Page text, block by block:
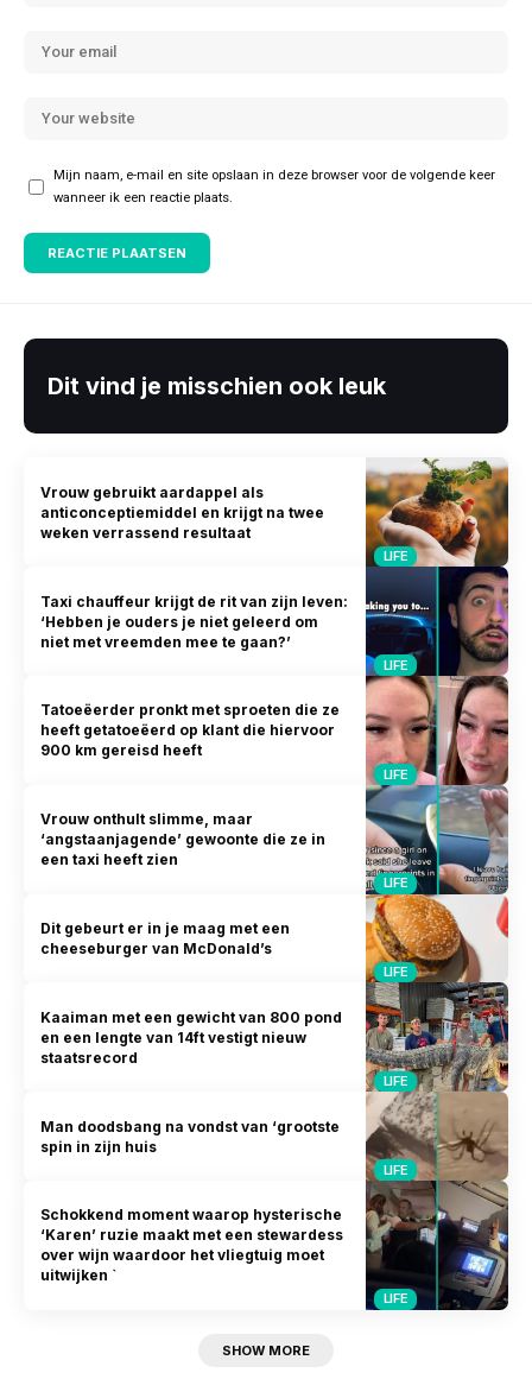
Mijn naam, e-mail en site opslaan in deze browser voor de volgende keer
wanneer ik een reactie plaats.
Dit vind je misschien ook leuk
LIFE
Vrouw gebruikt aardappel als
anticonceptiemiddel en krijgt na twee
weken verrassend resultaat
LIFE
Taxi chauffeur krijgt de rit van zijn leven:
‘Hebben je ouders je niet geleerd om
niet met vreemden mee te gaan?’
LIFE
Tatoeëerder pronkt met sproeten die ze
heeft getatoeëerd op klant die hiervoor
900 km gereisd heeft
LIFE
Vrouw onthult slimme, maar
‘angstaanjagende’ gewoonte die ze in
een taxi heeft zien
LIFE
Dit gebeurt er in je maag met een
cheeseburger van McDonald’s
LIFE
Kaaiman met een gewicht van 800 pond
en een lengte van 14ft vestigt nieuw
staatsrecord
LIFE
Man doodsbang na vondst van ‘grootste
spin in zijn huis
LIFE
Schokkend moment waarop hysterische
‘Karen’ ruzie maakt met een stewardess
over wijn waardoor het vliegtuig moet
uitwijken `
SHOW MORE